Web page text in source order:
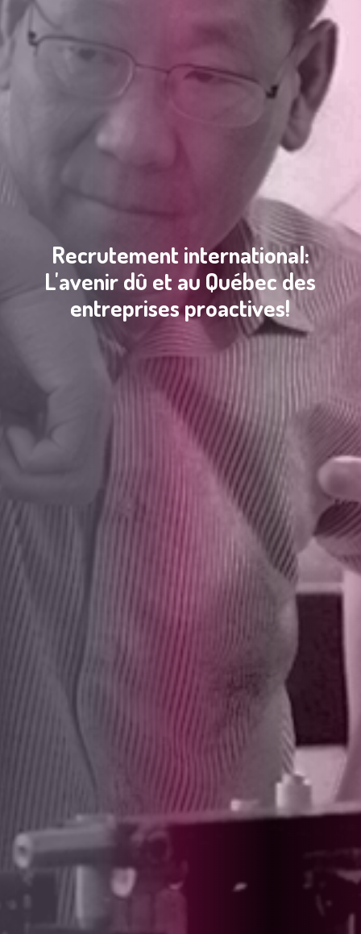
​​Recrutement international:
L'avenir dû et au Québec des
entreprises proactives!